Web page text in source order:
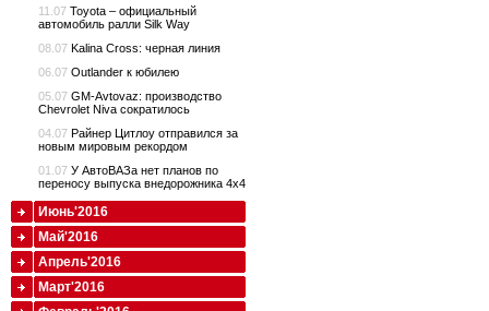
11.07 Toyota – официальный
автомобиль ралли Silk Way
08.07 Kalina Cross: черная линия
06.07 Outlander к юбилею
05.07 GM-Avtovaz: производство
Chevrolet Niva сократилось
04.07 Райнер Цитлоу отправился за
новым мировым рекордом
01.07 У АвтоВАЗа нет планов по
переносу выпуска внедорожника 4x4
Июнь'2016
Май'2016
Апрель'2016
Март'2016